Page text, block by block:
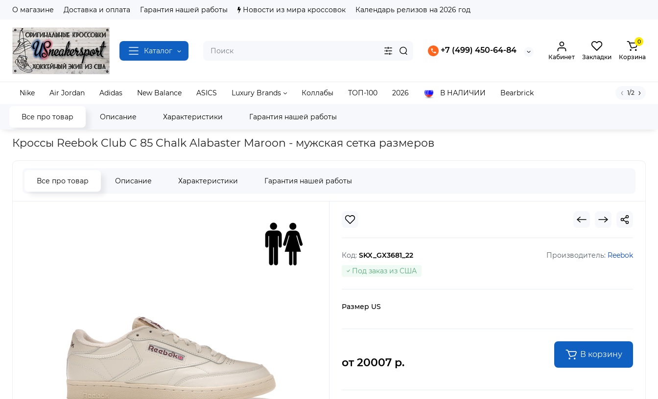
О магазине Доставка и оплата Гарантия нашей работы Новости из мира кроссовок Календарь релизов на 2026 год
Каталог +7 (499) 450-64-84
Кабинет Закладки
0
Корзина
Nike Air Jordan Adidas New Balance ASICS Luxury Brands Коллабы ТОП-100 2026 В НАЛИЧИИ Bearbrick 1/2
Все про товар Описание Характеристики Гарантия нашей работы
Наш магазин Полный каталог кроссовок Reebok Club C Кроссовки Reebok Club C 85 Chalk Alabaster Maroon
Кроссы Reebok Club C 85 Chalk Alabaster Maroon - мужская сетка размеров
Все про товар Описание Характеристики Гарантия нашей работы
Код: SKX_GX3681_22 Производитель: Reebok
Под заказ из США
Размер US
от 20007 р.
В корзину